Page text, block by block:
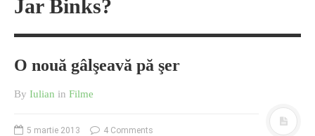
Jar Binks?
O nouă gâlşeavă pă şer
By Iulian in Filme
5 martie 2013 4 Comments